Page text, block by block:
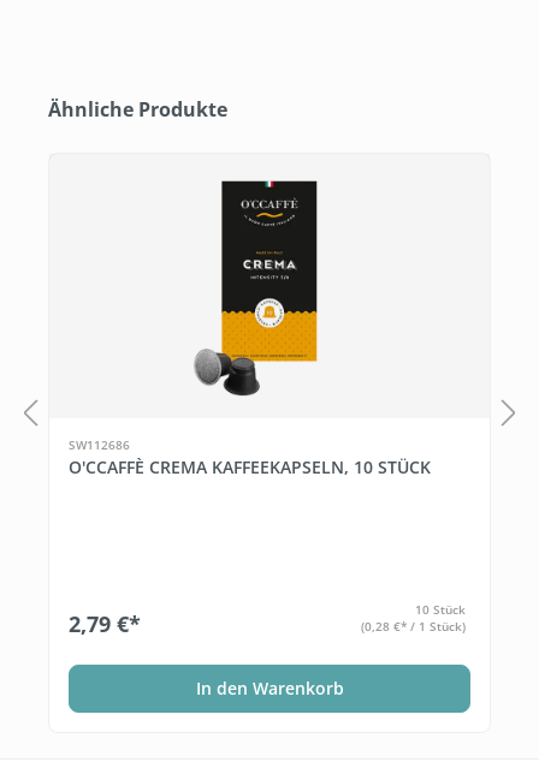
Produktgalerie überspringen
Ähnliche Produkte
SW112686
O'CCAFFÈ CREMA KAFFEEKAPSELN, 10 STÜCK
2,79 €*
10 Stück
(0,28 €* / 1 Stück)
In den Warenkorb